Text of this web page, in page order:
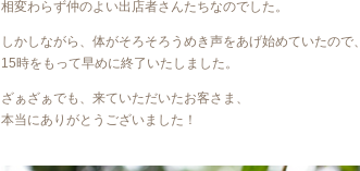
相変わらず仲のよい出店者さんたちなのでした。
しかしながら、体がそろそろうめき声をあげ始めていたので、
15時をもって早めに終了いたしました。
ざぁざぁでも、来ていただいたお客さま、
本当にありがとうございました！